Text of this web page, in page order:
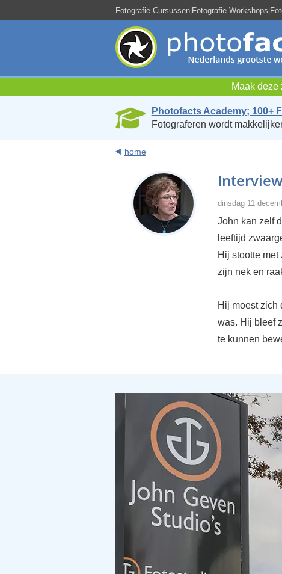
Fotografie Cursussen|Fotografie Workshops|
Maak deze
Photofacts Academy; 100+
Fotograferen wordt
home
dinsdag 11
John kan zelf
leeftijd
Hij stootte
zijn nek en
Hij moest zich
was. Hij bleef
te kunnen